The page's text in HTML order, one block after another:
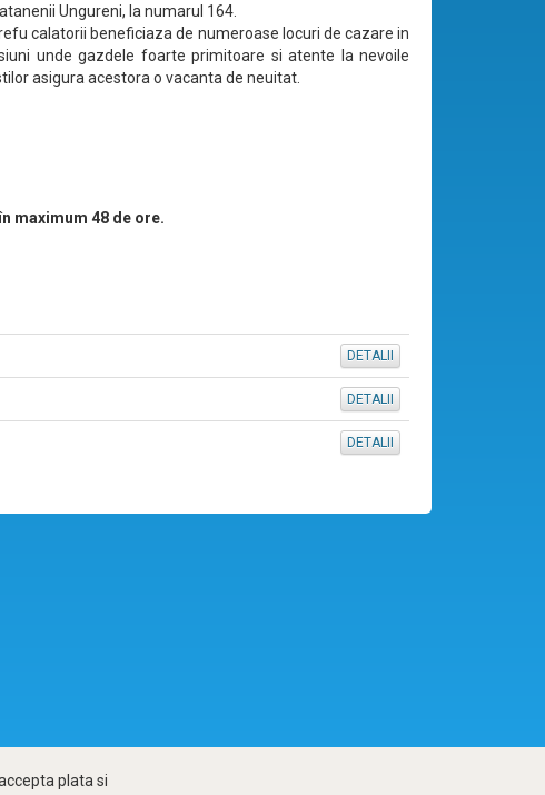
Ungureni, la numarul 164.
calatorii beneficiaza de numeroase locuri de cazare in
unde gazdele foarte primitoare si atente la nevoile
asigura acestora o vacanta de neuitat.
maximum 48 de ore.
DETALII
DETALII
DETALII
plata si